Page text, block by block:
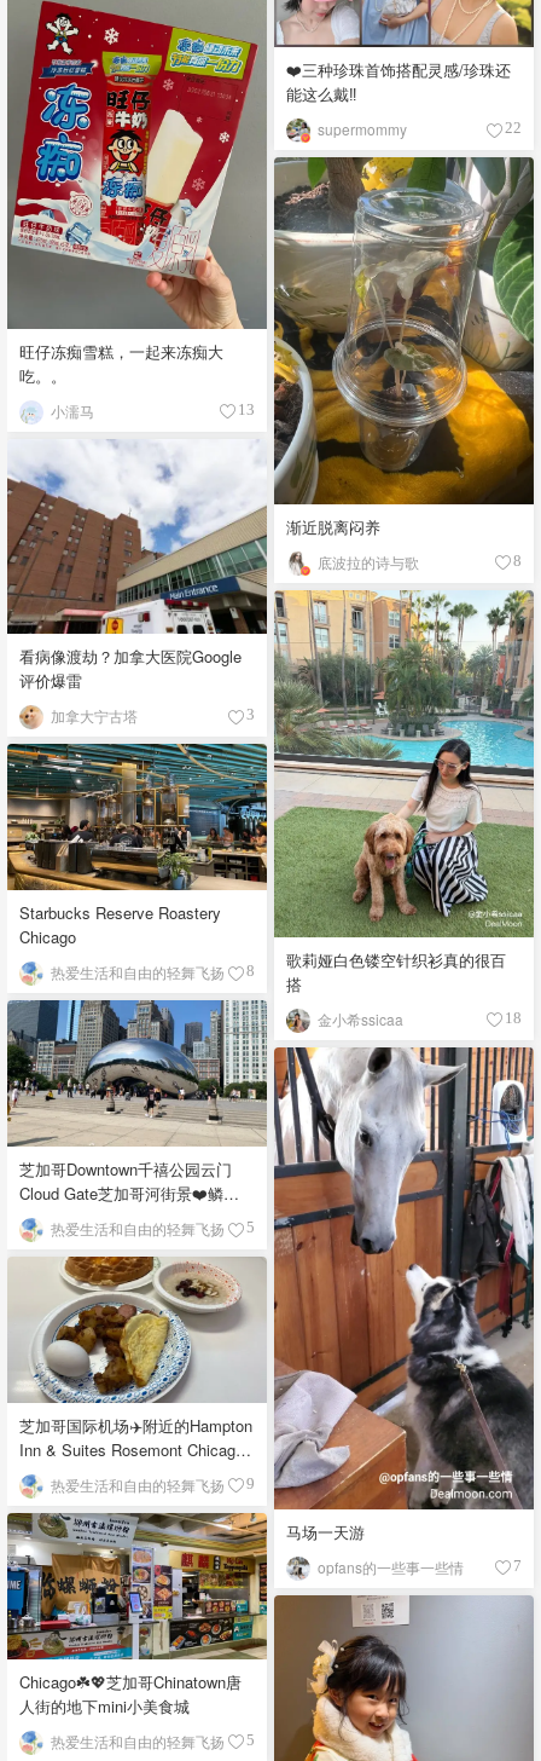
❤️三种珍珠首饰搭配灵感/珍珠还
能这么戴‼️
supermommy 22
旺仔冻痴雪糕，一起来冻痴大
吃。。
小濡马 13
渐近脱离闷养
底波拉的诗与歌 8
看病像渡劫？加拿大医院Google
评价爆雷
加拿大宁古塔 3
歌莉娅白色镂空针织衫真的很百
搭
金小希ssicaa 18
Starbucks Reserve Roastery
Chicago
热爱生活和自由的轻舞飞扬 8
芝加哥Downtown千禧公园云门
Cloud Gate芝加哥河街景❤️鳞次
栉比的高楼
热爱生活和自由的轻舞飞扬 5
马场一天游
opfans的一些事一些情 7
芝加哥国际机场✈️附近的Hampton
Inn & Suites Rosemont Chicago
O'Hare自助早餐
热爱生活和自由的轻舞飞扬 9
Chicago☘️💖芝加哥Chinatown唐
人街的地下mini小美食城
热爱生活和自由的轻舞飞扬 5